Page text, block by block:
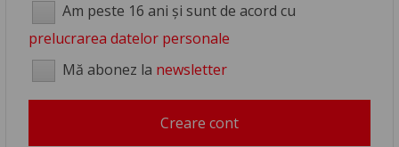
Am peste 16 ani și sunt de acord cu
prelucrarea datelor personale
Mă abonez la newsletter
Creare cont